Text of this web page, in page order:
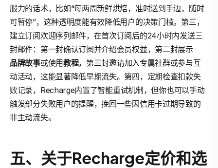
服力的话术，比如“每两周新鲜烘焙，准时送到手边，随时
可暂停”，这种透明度能有效降低用户的决策门槛。第三，
建立订阅欢迎序列邮件，在首次订阅后的24小时内发送三
封邮件：第一封确认订阅并介绍会员权益，第二封展示
品牌故事或使用教程，第三封邀请加入专属社群或参与互
动活动，这能显著降低早期流失。第四，定期检查扣款失
败记录，Recharge内置了智能重试机制，但你也可以手动
触发部分失败用户的提醒，挽回一些因信用卡过期导致的
非主动流失。
五、关于Recharge定价和选